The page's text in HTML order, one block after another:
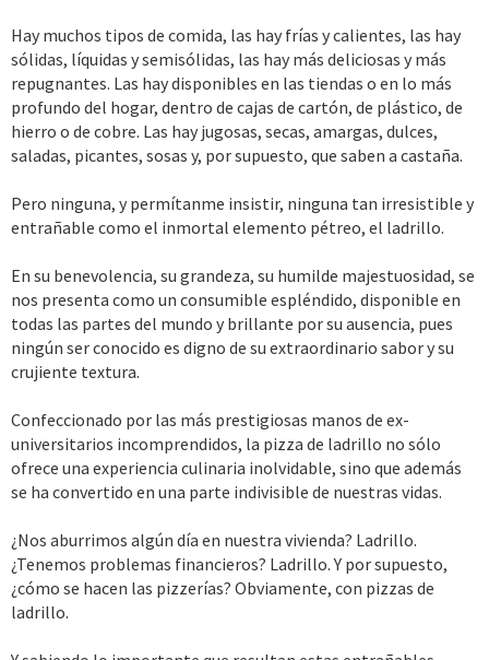
Hay muchos tipos de comida, las hay frías y calientes, las hay
sólidas, líquidas y semisólidas, las hay más deliciosas y más
repugnantes. Las hay disponibles en las tiendas o en lo más
profundo del hogar, dentro de cajas de cartón, de plástico, de
hierro o de cobre. Las hay jugosas, secas, amargas, dulces,
saladas, picantes, sosas y, por supuesto, que saben a castaña.
Pero ninguna, y permítanme insistir, ninguna tan irresistible y
entrañable como el inmortal elemento pétreo, el ladrillo.
En su benevolencia, su grandeza, su humilde majestuosidad, se
nos presenta como un consumible espléndido, disponible en
todas las partes del mundo y brillante por su ausencia, pues
ningún ser conocido es digno de su extraordinario sabor y su
crujiente textura.
Confeccionado por las más prestigiosas manos de ex-
universitarios incomprendidos, la pizza de ladrillo no sólo
ofrece una experiencia culinaria inolvidable, sino que además
se ha convertido en una parte indivisible de nuestras vidas.
¿Nos aburrimos algún día en nuestra vivienda? Ladrillo.
¿Tenemos problemas financieros? Ladrillo. Y por supuesto,
¿cómo se hacen las pizzerías? Obviamente, con pizzas de
ladrillo.